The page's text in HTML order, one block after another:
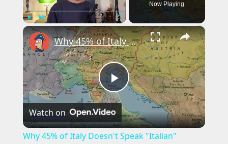
Play Unmute Fullscreen
Now Playing
×
Play
Video
Why 45% of Italy Doesn't Speak "Italian"
Watch on
Why 45% of Italy Doesn't Speak "Italian"